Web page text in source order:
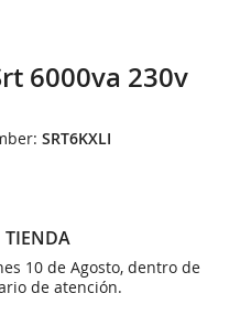
6000va 230v
SRT6KXLI
TIENDA
10 de Agosto, dentro de
de atención.